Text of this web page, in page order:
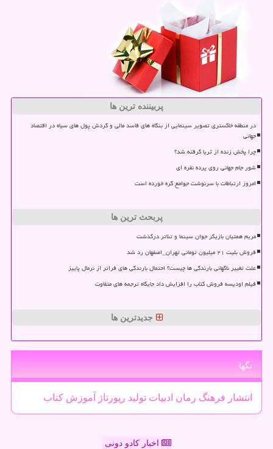
پربیننده ترین ها
در منطقه خاکستری تصویر سینمایی از بنگاه های فاسد مالی و گردش پول های سیاه در اقتصاد
جهانی
چرا پخش زنده از ثریا گرفته شد؟
شور جام جهانی روی پرده نقره ای
امروز ارتباطات با سرنوشت جوامع گره خورده است
پربحث ترین ها
مریم همتیان بازیگر جوان سینما و تئاتر درگذشت
فروش بلیت ۲۱ میلیون تومانی تهران_اصفهان رد شد
علت تغییر ناگهانی بارندگی ها چیست؟ احتمال بارندگی های فراتر از نرمال پاییز
فیلم اودیسه فروش کتاب را افزایش داد جایگاه ترجمه های متفاوت
جدیدترین ها
تگها
انتشار فرهنگ رمان ادبیات تولید رپورتاژ آموزش كتاب
اخبار کادو دونی